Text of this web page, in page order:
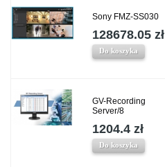
Sony FMZ-SS030
128678.05 zł
Do koszyka
GV-Recording
Server/8
1204.4 zł
Do koszyka